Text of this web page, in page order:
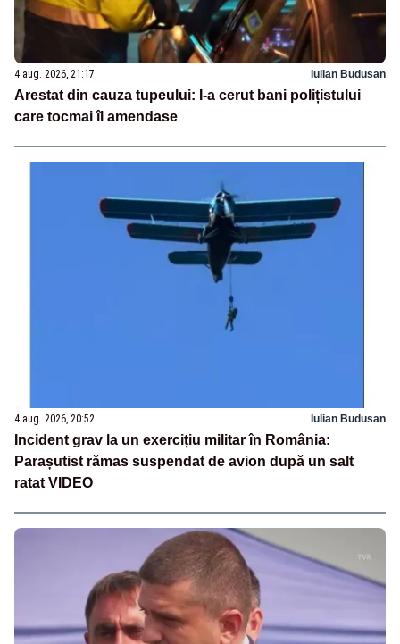
4 aug. 2026, 21:17 Iulian Budusan
Arestat din cauza tupeului: I-a cerut bani polițistului
care tocmai îl amendase
4 aug. 2026, 20:52 Iulian Budusan
Incident grav la un exercițiu militar în România:
Parașutist rămas suspendat de avion după un salt
ratat VIDEO